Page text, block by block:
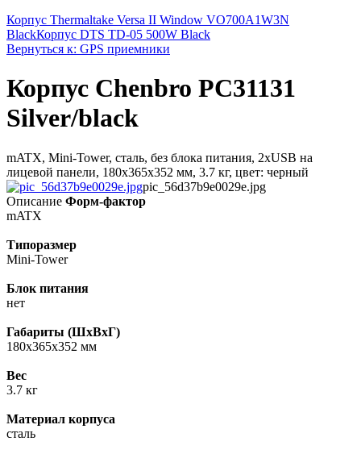
Корпус Thermaltake Versa II Window VO700A1W3N
BlackКорпус DTS TD-05 500W Black
Вернуться к: GPS приемники
Корпус Chenbro PC31131
Silver/black
mATX, Mini-Tower, сталь, без блока питания, 2xUSB на
лицевой панели, 180x365x352 мм, 3.7 кг, цвет: черный
pic_56d37b9e0029e.jpg
Описание Форм-фактор
mATX
Типоразмер
Mini-Tower
Блок питания
нет
Габариты (ШхВхГ)
180x365x352 мм
Вес
3.7 кг
Материал корпуса
сталь